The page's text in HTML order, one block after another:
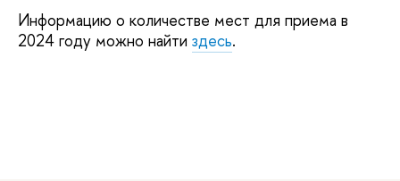
Информацию о количестве мест для приема в
2024 году можно найти здесь.